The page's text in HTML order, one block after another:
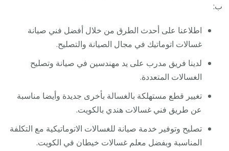
ب:
اطلاعنا على أحدث الطرق من خلال أفضل فني صيانة
غسالات اتوماتيك في مجال الصيانة والتصليح.
لدينا فريق مدرب على يد مهندسين في صيانة وتصليح
الغسالات المتعددة.
تغيير قطع مستهلكة بالغسالة بأخرى جديدة وأيضا مناسبة
عن طريق فني غسالات هندي بالكويت.
تصليح وتوفير خدمة صيانة للغسالات الاتوماتيكية مع التكلفة
المناسبة وبفضل معلم غسالات خيطان في الكويت.